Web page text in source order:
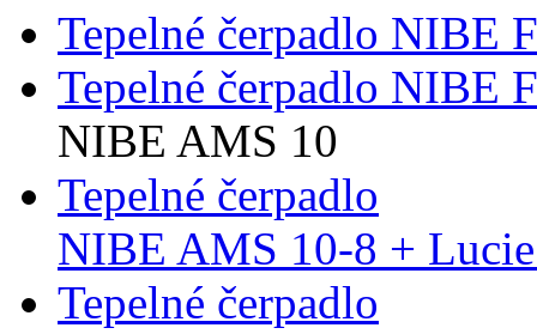
Tepelné čerpadlo NIBE
Tepelné čerpadlo NIBE
NIBE AMS 10
Tepelné čerpadlo
NIBE AMS 10-8 +
Tepelné čerpadlo